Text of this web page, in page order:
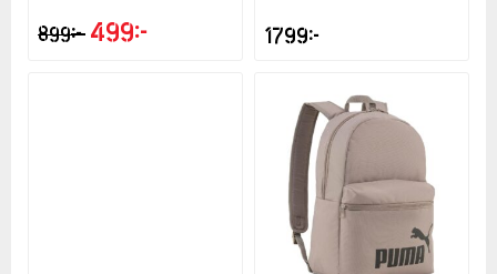
899kr 499kr 1799kr